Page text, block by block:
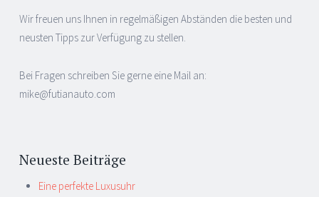
Wir freuen uns Ihnen in regelmäßigen Abständen die besten und
neusten Tipps zur Verfügung zu stellen.
Bei Fragen schreiben Sie gerne eine Mail an:
mike@futianauto.com
Neueste Beiträge
Eine perfekte Luxusuhr